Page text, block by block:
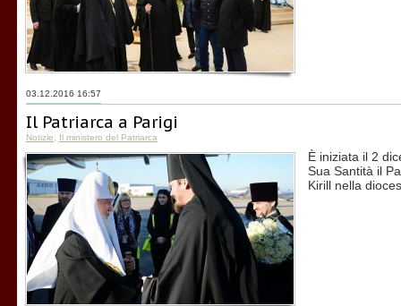
03.12.2016 16:57
Il Patriarca a Parigi
Notizie Il ministero del Patriarca
È iniziata il 2
Sua Santità il
Kirill nella